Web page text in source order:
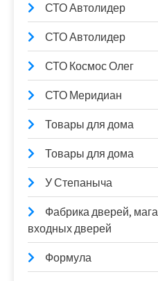
СТО Автолидер
СТО Автолидер
СТО Космос Олег
СТО Меридиан
Товары для дома
Товары для дома
У Степаныча
Фабрика дверей,
входных дверей
Формула